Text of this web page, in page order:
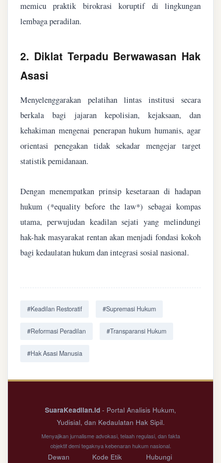
memicu praktik birokrasi koruptif di lingkungan
lembaga peradilan.
2. Diklat Terpadu Berwawasan Hak
Asasi
Menyelenggarakan pelatihan lintas institusi secara
berkala bagi jajaran kepolisian, kejaksaan, dan
kehakiman mengenai penerapan hukum humanis, agar
orientasi penegakan tidak sekadar mengejar target
statistik pemidanaan.
Dengan menempatkan prinsip kesetaraan di hadapan
hukum (*equality before the law*) sebagai kompas
utama, perwujudan keadilan sejati yang melindungi
hak-hak masyarakat rentan akan menjadi fondasi kokoh
bagi kedaulatan hukum dan integrasi sosial nasional.
#Keadilan Restoratif #Supremasi Hukum
#Reformasi Peradilan #Transparansi Hukum
#Hak Asasi Manusia
SuaraKeadilan.id - Portal Analisis Hukum,
Yudisial, dan Kedaulatan Hak Sipil.
Menyajikan jurnalisme advokasi, telaah regulasi, dan fakta
objektif demi tegaknya kebenaran hukum nasional.
Dewan Kode Etik Hubungi